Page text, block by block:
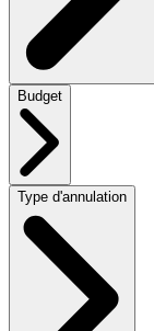
Budget
Type d'annulation